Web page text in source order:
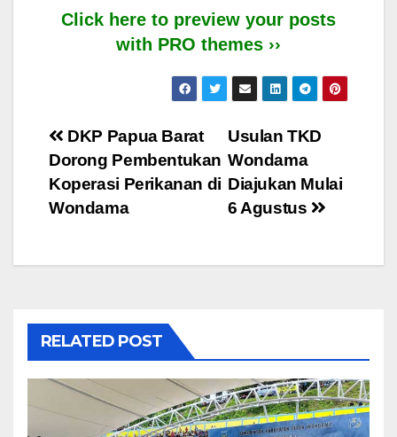
Click here to preview your posts
with PRO themes ››
Post
navigation
Usulan TKD
Wondama
Diajukan Mulai
6 Agustus
DKP Papua Barat
Dorong Pembentukan
Koperasi Perikanan di
Wondama
RELATED POST